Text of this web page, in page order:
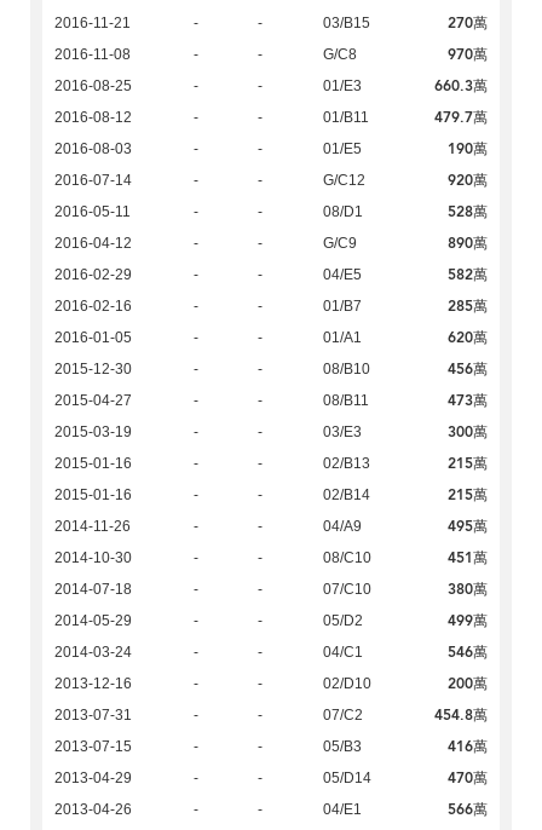
2016-11-21 - - 03/B15 270萬
2016-11-08 - - G/C8 970萬
2016-08-25 - - 01/E3 660.3萬
2016-08-12 - - 01/B11 479.7萬
2016-08-03 - - 01/E5 190萬
2016-07-14 - - G/C12 920萬
2016-05-11 - - 08/D1 528萬
2016-04-12 - - G/C9 890萬
2016-02-29 - - 04/E5 582萬
2016-02-16 - - 01/B7 285萬
2016-01-05 - - 01/A1 620萬
2015-12-30 - - 08/B10 456萬
2015-04-27 - - 08/B11 473萬
2015-03-19 - - 03/E3 300萬
2015-01-16 - - 02/B13 215萬
2015-01-16 - - 02/B14 215萬
2014-11-26 - - 04/A9 495萬
2014-10-30 - - 08/C10 451萬
2014-07-18 - - 07/C10 380萬
2014-05-29 - - 05/D2 499萬
2014-03-24 - - 04/C1 546萬
2013-12-16 - - 02/D10 200萬
2013-07-31 - - 07/C2 454.8萬
2013-07-15 - - 05/B3 416萬
2013-04-29 - - 05/D14 470萬
2013-04-26 - - 04/E1 566萬